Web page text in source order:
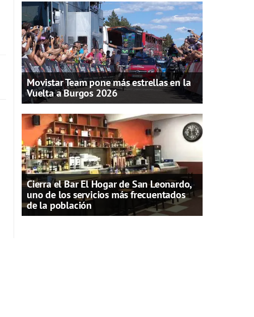
Movistar Team pone más estrellas en la
Vuelta a Burgos 2026
Cierra el Bar El Hogar de San Leonardo,
uno de los servicios más frecuentados
de la población